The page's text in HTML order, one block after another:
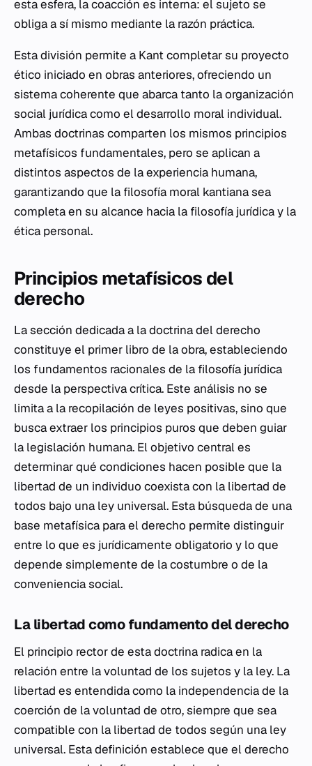
esta esfera, la coacción es interna: el sujeto se
obliga a sí mismo mediante la razón práctica.
Esta división permite a Kant completar su proyecto
ético iniciado en obras anteriores, ofreciendo un
sistema coherente que abarca tanto la organización
social jurídica como el desarrollo moral individual.
Ambas doctrinas comparten los mismos principios
metafísicos fundamentales, pero se aplican a
distintos aspectos de la experiencia humana,
garantizando que la filosofía moral kantiana sea
completa en su alcance hacia la filosofía jurídica y la
ética personal.
Principios metafísicos del
derecho
La sección dedicada a la doctrina del derecho
constituye el primer libro de la obra, estableciendo
los fundamentos racionales de la filosofía jurídica
desde la perspectiva crítica. Este análisis no se
limita a la recopilación de leyes positivas, sino que
busca extraer los principios puros que deben guiar
la legislación humana. El objetivo central es
determinar qué condiciones hacen posible que la
libertad de un individuo coexista con la libertad de
todos bajo una ley universal. Esta búsqueda de una
base metafísica para el derecho permite distinguir
entre lo que es jurídicamente obligatorio y lo que
depende simplemente de la costumbre o de la
conveniencia social.
La libertad como fundamento del derecho
El principio rector de esta doctrina radica en la
relación entre la voluntad de los sujetos y la ley. La
libertad es entendida como la independencia de la
coerción de la voluntad de otro, siempre que sea
compatible con la libertad de todos según una ley
universal. Esta definición establece que el derecho